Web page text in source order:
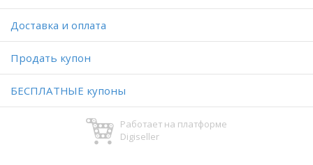
Доставка и оплата
Продать купон
БЕСПЛАТНЫЕ купоны
Работает на платформе
Digiseller